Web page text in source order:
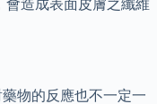
造成表面皮膚之纖維
物的反應也不一定一